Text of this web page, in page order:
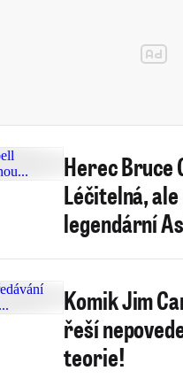
Herec Bruce
Léčitelná,
legendární
Komik Jim
řeší
teorie!